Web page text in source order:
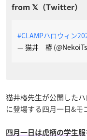
#CLAMPハロウィン
— 猫井 椿
猫井椿先生が公開したハ
に登場する四月一日&モ
四月一日は虎柄の学生服